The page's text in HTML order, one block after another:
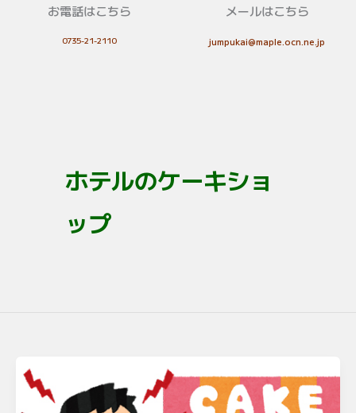
お電話はこちら
0735-21-2110
メールはこちら
jumpukai@maple.ocn.ne.jp
ホテルのケーキショ
ップ